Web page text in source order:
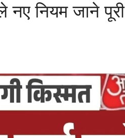
नियम जाने पूरी